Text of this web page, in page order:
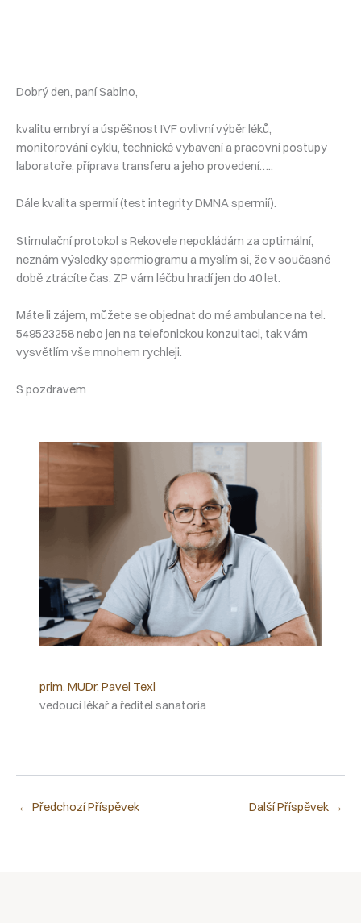
Dobrý den, paní Sabino,
kvalitu embryí a úspěšnost IVF ovlivní výběr léků,
monitorování cyklu, technické vybavení a pracovní postupy
laboratoře, příprava transferu a jeho provedení…..
Dále kvalita spermií (test integrity DMNA spermií).
Stimulační protokol s Rekovele nepokládám za optimální,
neznám výsledky spermiogramu a myslím si, že v současné
době ztrácíte čas. ZP vám léčbu hradí jen do 40 let.
Máte li zájem, můžete se objednat do mé ambulance na tel.
549523258 nebo jen na telefonickou konzultaci, tak vám
vysvětlím vše mnohem rychleji.
S pozdravem
prim. MUDr. Pavel Texl
vedoucí lékař a ředitel sanatoria
← Předchozí Příspěvek Další Příspěvek →